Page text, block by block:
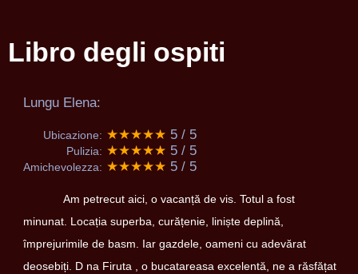
Libro degli ospiti
Lungu Elena:
Ubicazione: ★★★★★ 5 / 5
Pulizia: ★★★★★ 5 / 5
Amichevolezza: ★★★★★ 5 / 5
Am petrecut aici, o vacanță de vis. Totul a fost
minunat. Locația superba, curățenie, liniște deplină,
împrejurimile de basm. Iar gazdele, oameni cu adevărat
deosebiți. D na Firuta , o bucatareasa excelentă, ne a răsfățat